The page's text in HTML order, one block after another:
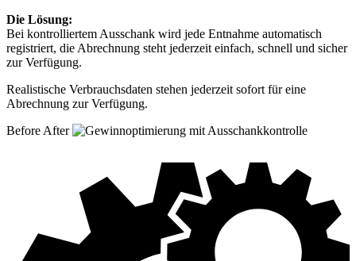
Die Lösung:
Bei kontrolliertem Ausschank wird jede Entnahme automatisch
registriert, die Abrechnung steht jederzeit einfach, schnell und sicher
zur Verfügung.
Realistische Verbrauchsdaten stehen jederzeit sofort für eine
Abrechnung zur Verfügung.
Before After